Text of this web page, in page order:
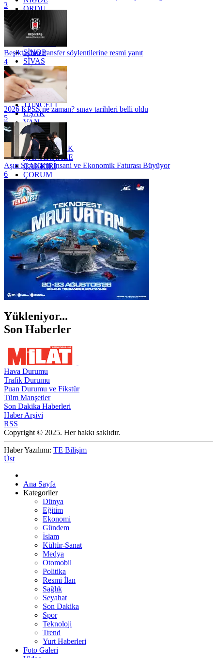
ORDU
OSMANİYE
RİZE
SAKARYA
SİNOP
SİVAS
SİİRT
TEKİRDAĞ
TOKAT
TRABZON
TUNCELİ
UŞAK
VAN
YALOVA
YOZGAT
ZONGULDAK
ÇANAKKALE
ÇANKIRI
ÇORUM
İSTANBUL
İZMİR
ŞANLIURFA
ŞIRNAK
3
Beşiktaş'tan transfer söylentilerine resmi yanıt
4
2026 KPSS ne zaman? sınav tarihleri belli oldu
5
Aşırı Sıcakların İnsani ve Ekonomik Faturası Büyüyor
6
Yükleniyor...
Son Haberler
Hava Durumu
Trafik Durumu
Puan Durumu ve Fikstür
Tüm Manşetler
Son Dakika Haberleri
Haber Arşivi
RSS
Copyright © 2025. Her hakkı saklıdır.
Haber Yazılımı: TE Bilişim
Üst
Ana Sayfa
Kategoriler
Dünya
Eğitim
Ekonomi
Gündem
İslam
Kültür-Sanat
Medya
Otomobil
Politika
Resmi İlan
Sağlık
Seyahat
Son Dakika
Spor
Teknoloji
Trend
Yurt Haberleri
Foto Galeri